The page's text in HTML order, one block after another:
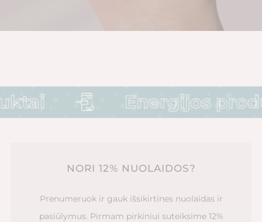
Energijos
NORI 12% NUOLAIDOS?
Prenumeruok ir gauk išsikirtines nuolaidas ir
pasiūlymus. Pirmam pirkiniui suteiksime 12%